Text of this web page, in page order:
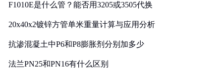
F1010E是什么管？能否用3205或3505代换
20x40x2镀锌方管单米重量计算与应用分析
抗渗混凝土中P6和P8膨胀剂分别加多少
法兰PN25和PN16有什么区别